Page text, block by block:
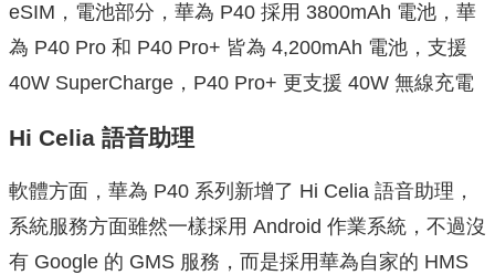
eSIM，電池部分，華為 P40 採用 3800mAh 電池，華
為 P40 Pro 和 P40 Pro+ 皆為 4,200mAh 電池，支援
40W SuperCharge，P40 Pro+ 更支援 40W 無線充電
Hi Celia 語音助理
軟體方面，華為 P40 系列新增了 Hi Celia 語音助理，
系統服務方面雖然一樣採用 Android 作業系統，不過沒
有 Google 的 GMS 服務，而是採用華為自家的 HMS